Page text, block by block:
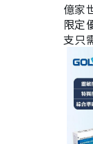
億家
限定
支只